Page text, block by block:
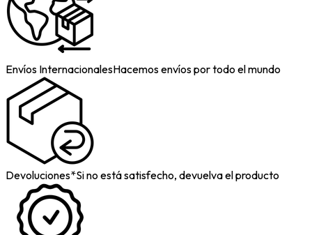
Envíos InternacionalesHacemos envíos por todo el mundo
Devoluciones*Si no está satisfecho, devuelva el producto